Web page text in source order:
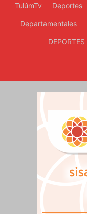
TulúmTv Deportes
Departamentales
DEPORTES